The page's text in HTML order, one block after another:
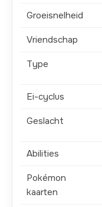
Groeisnelheid
Vriendschap
Type
Ei-cyclus
Geslacht
Abilities
Pokémon
kaarten